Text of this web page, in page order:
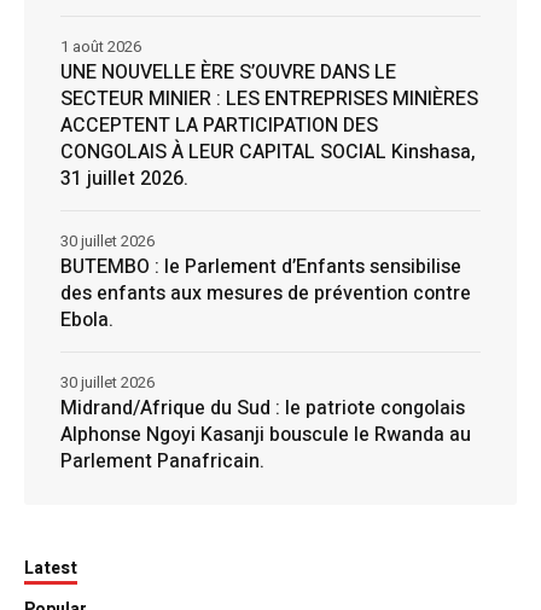
UNE NOUVELLE ÈRE S’OUVRE DANS LE
SECTEUR MINIER : LES ENTREPRISES MINIÈRES
ACCEPTENT LA PARTICIPATION DES
CONGOLAIS À LEUR CAPITAL SOCIAL Kinshasa,
31 juillet 2026.
1 août 2026
BUTEMBO : le Parlement d’Enfants sensibilise
des enfants aux mesures de prévention contre
Ebola.
30 juillet 2026
Midrand/Afrique du Sud : le patriote congolais
Alphonse Ngoyi Kasanji bouscule le Rwanda au
Parlement Panafricain.
30 juillet 2026
Latest